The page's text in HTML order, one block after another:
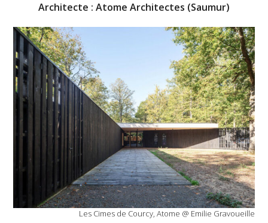
Architecte : Atome Architectes (Saumur)
Les Cimes de Courcy, Atome @ Emilie Gravoueille